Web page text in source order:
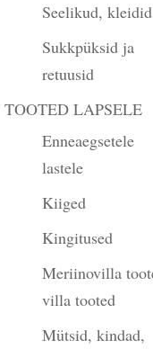
Seelikud, kleidid
Sukkpüksid ja
retuusid
TOOTED LAPSELE
Enneaegsetele
lastele
Kiiged
Kingitused
Meriinovilla
villa tooted
Mütsid, kindad,